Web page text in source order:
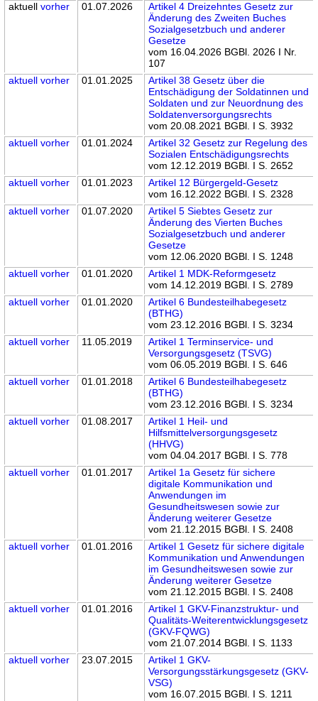
aktuellvorher 01.07.2026
Artikel 4 Dreizehntes Gesetz zur
Änderung des Zweiten Buches
Sozialgesetzbuch und anderer
Gesetze
vom 16.04.2026 BGBl. 2026 I Nr.
107
aktuell vorher 01.01.2025
Artikel 38 Gesetz über die
Entschädigung der Soldatinnen und
Soldaten und zur Neuordnung des
Soldatenversorgungsrechts
vom 20.08.2021 BGBl. I S. 3932
aktuell vorher 01.01.2024
Artikel 32 Gesetz zur Regelung des
Sozialen Entschädigungsrechts
vom 12.12.2019 BGBl. I S. 2652
aktuell vorher 01.01.2023
Artikel 12 Bürgergeld-Gesetz
vom 16.12.2022 BGBl. I S. 2328
aktuell vorher 01.07.2020
Artikel 5 Siebtes Gesetz zur
Änderung des Vierten Buches
Sozialgesetzbuch und anderer
Gesetze
vom 12.06.2020 BGBl. I S. 1248
aktuell vorher 01.01.2020
Artikel 1 MDK-Reformgesetz
vom 14.12.2019 BGBl. I S. 2789
aktuell vorher 01.01.2020
Artikel 6 Bundesteilhabegesetz
(BTHG)
vom 23.12.2016 BGBl. I S. 3234
aktuell vorher 11.05.2019
Artikel 1 Terminservice- und
Versorgungsgesetz (TSVG)
vom 06.05.2019 BGBl. I S. 646
aktuell vorher 01.01.2018
Artikel 6 Bundesteilhabegesetz
(BTHG)
vom 23.12.2016 BGBl. I S. 3234
aktuell vorher 01.08.2017
Artikel 1 Heil- und
Hilfsmittelversorgungsgesetz
(HHVG)
vom 04.04.2017 BGBl. I S. 778
aktuell vorher 01.01.2017
Artikel 1a Gesetz für sichere
digitale Kommunikation und
Anwendungen im
Gesundheitswesen sowie zur
Änderung weiterer Gesetze
vom 21.12.2015 BGBl. I S. 2408
aktuell vorher 01.01.2016
Artikel 1 Gesetz für sichere digitale
Kommunikation und Anwendungen
im Gesundheitswesen sowie zur
Änderung weiterer Gesetze
vom 21.12.2015 BGBl. I S. 2408
aktuell vorher 01.01.2016
Artikel 1 GKV-Finanzstruktur- und
Qualitäts-Weiterentwicklungsgesetz
(GKV-FQWG)
vom 21.07.2014 BGBl. I S. 1133
aktuell vorher 23.07.2015
Artikel 1 GKV-
Versorgungsstärkungsgesetz (GKV-
VSG)
vom 16.07.2015 BGBl. I S. 1211